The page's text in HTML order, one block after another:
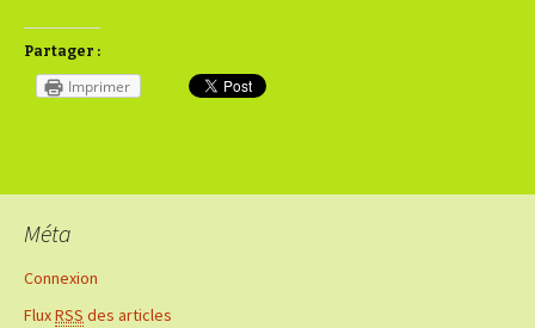
Partager :
Imprimer
Méta
Connexion
FluxRSS des articles